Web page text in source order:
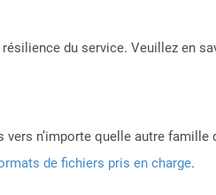
du service. Veuillez en
n’importe quelle autre famille
de fichiers pris en charge.